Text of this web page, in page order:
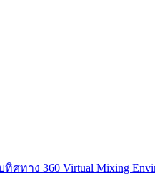
ทาง 360 Virtual Mixing